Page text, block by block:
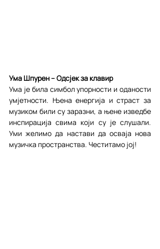
Ума Шпурен – Одсјек за клавир
Ума је била симбол упорности и оданости
умјетности. Њена енергија и страст за
музиком били су заразни, а њене изведбе
инспирација свима који су је слушали.
Уми желимо да настави да осваја нова
музичка пространства. Честитамо јој!